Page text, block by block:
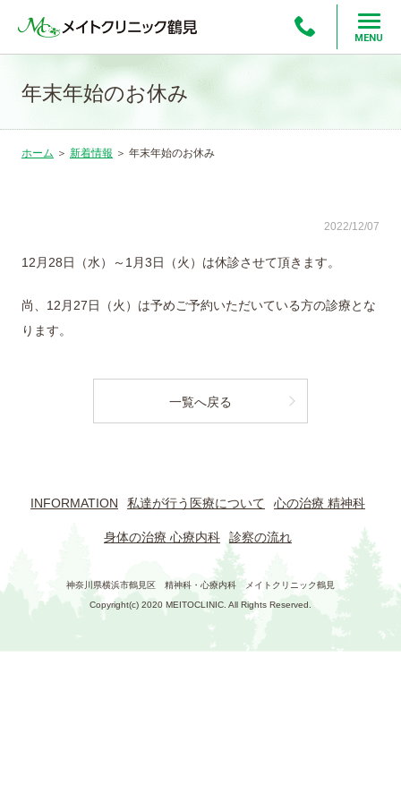
MENU
年末年始のお休み
ホーム ＞ 新着情報 ＞ 年末年始のお休み
2022/12/07
12月28日（水）～1月3日（火）は休診させて頂きます。
尚、12月27日（火）は予めご予約いただいている方の診療とな
ります。
一覧へ戻る
INFORMATION 私達が行う医療について 心の治療 精神科
身体の治療 心療内科 診察の流れ
神奈川県横浜市鶴見区 精神科・心療内科 メイトクリニック鶴見
Copyright(c) 2020 MEITOCLINIC. All Rights Reserved.